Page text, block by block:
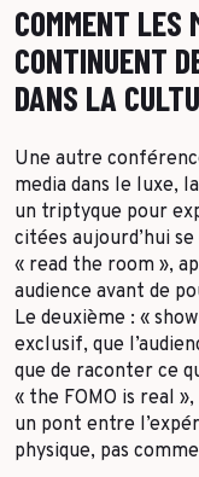
COMMENT LES
CONTINUENT
DANS LA
Une autre
media dans le luxe,
un triptyque pour
citées aujourd’hui
« read the room »,
audience avant de
Le deuxième : «
exclusif, que
que de raconter ce
« the FOMO is real
un pont entre
physique, pas